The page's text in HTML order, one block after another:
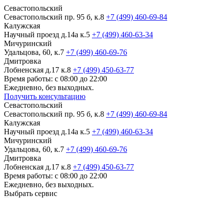
Севастопольский
Севастопольский пр. 95 б, к.8 +7 (499) 460-69-84
Калужская
Научный проезд д.14а к.5 +7 (499) 460-63-34
Мичуринский
Удальцова, 60, к.7 +7 (499) 460-69-76
Дмитровка
Лобненская д.17 к.8 +7 (499) 450-63-77
Время работы: с 08:00 до 22:00
Ежедневно, без выходных.
Получить консультацию
Севастопольский
Севастопольский пр. 95 б, к.8 +7 (499) 460-69-84
Калужская
Научный проезд д.14а к.5 +7 (499) 460-63-34
Мичуринский
Удальцова, 60, к.7 +7 (499) 460-69-76
Дмитровка
Лобненская д.17 к.8 +7 (499) 450-63-77
Время работы: с 08:00 до 22:00
Ежедневно, без выходных.
Выбрать сервис